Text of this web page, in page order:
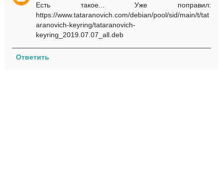
Есть такое... Уже поправил:
https://www.tataranovich.com/debian/pool/sid/main/t/tat
aranovich-keyring/tataranovich-
keyring_2019.07.07_all.deb
Ответить